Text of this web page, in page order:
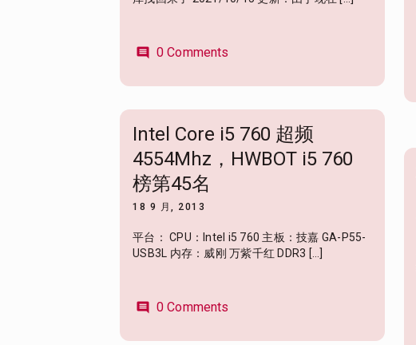
comment 0 Comments
Intel Core i5 760 超频
4554Mhz，HWBOT i5 760
榜第45名
18 9 月, 2013
平台： CPU：Intel i5 760 主板：技嘉 GA-P55-
USB3L 内存：威刚 万紫千红 DDR3 […]
comment 0 Comments